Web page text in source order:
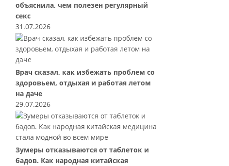
объяснила, чем полезен регулярный
секс
31.07.2026
Врач сказал, как избежать проблем со
здоровьем, отдыхая и работая летом
на даче
29.07.2026
Зумеры отказываются от таблеток и
бадов. Как народная китайская